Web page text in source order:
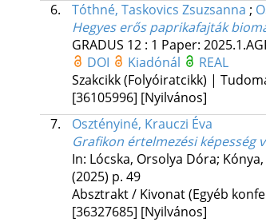
6.
Tóthné, Taskovics Zsuzsanna ;
Hegyes erős paprikafajták
GRADUS 12: 1 Paper:
DOI
Kiadónál
REAL
Szakcikk (Folyóiratcikk) |
[36105996] [Nyilvános]
7.
Osztényiné, Krauczi Éva
Grafikon értelmezési képesség
In: Lócska, Orsolya Dóra;
(2025) p. 49
Absztrakt / Kivonat (Egyéb
[36327685] [Nyilvános]